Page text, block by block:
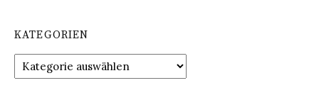
KATEGORIEN
Kategorien